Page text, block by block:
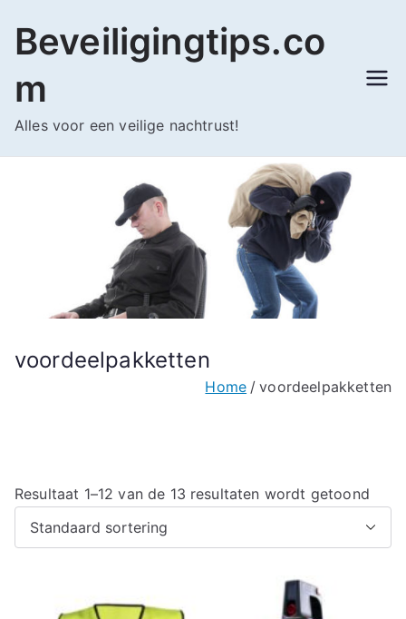
naar
inhoud
Beveiligingtips.co
m
Alles voor een veilige nachtrust!
voordeelpakketten
Home voordeelpakketten
Resultaat 1–12 van de 13 resultaten wordt getoond